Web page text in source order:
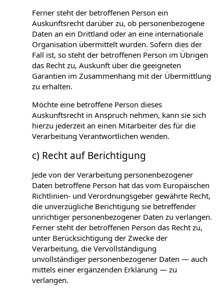
Ferner steht der betroffenen Person ein
Auskunftsrecht darüber zu, ob personenbezogene
Daten an ein Drittland oder an eine internationale
Organisation übermittelt wurden. Sofern dies der
Fall ist, so steht der betroffenen Person im Übrigen
das Recht zu, Auskunft über die geeigneten
Garantien im Zusammenhang mit der Übermittlung
zu erhalten.
Möchte eine betroffene Person dieses
Auskunftsrecht in Anspruch nehmen, kann sie sich
hierzu jederzeit an einen Mitarbeiter des für die
Verarbeitung Verantwortlichen wenden.
c) Recht auf Berichtigung
Jede von der Verarbeitung personenbezogener
Daten betroffene Person hat das vom Europäischen
Richtlinien- und Verordnungsgeber gewährte Recht,
die unverzügliche Berichtigung sie betreffender
unrichtiger personenbezogener Daten zu verlangen.
Ferner steht der betroffenen Person das Recht zu,
unter Berücksichtigung der Zwecke der
Verarbeitung, die Vervollständigung
unvollständiger personenbezogener Daten — auch
mittels einer ergänzenden Erklärung — zu
verlangen.